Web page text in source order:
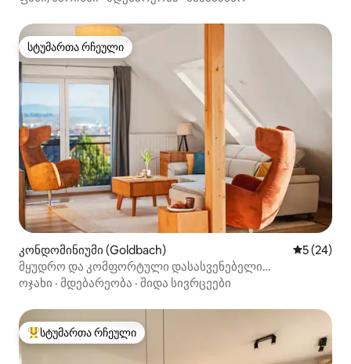
სტუმართა რჩეული
სტუმართა რჩეული
კონდომინიუმი (Goldbach) საშუალო
5 (24)
მყუდრო და კომფორტული დასასვენებელი
საცხოვრებელი
ოჯახი · მდებარეობა · შიდა სივრცეები
სტუმართა რჩეული მოწინავე ვარიანტი
სტუმართა რჩეული